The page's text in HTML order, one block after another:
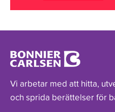
Vi arbetar med att hitta,
och sprida berättelser för